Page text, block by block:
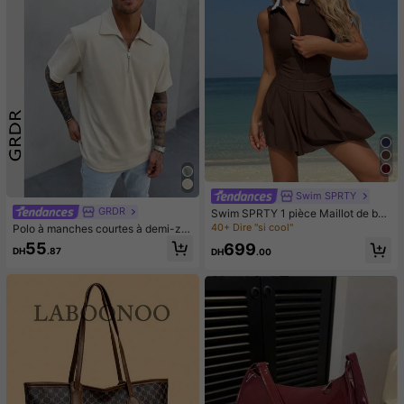
GRDR
Polo à manches courtes à demi-zip
de couleur unie pour hommes GRD
R, polyvalent et décontracté chic
DH55.87
Swim SPRTY
Swim SPRTY 1 pièce Maillot de bai
n une pièce pour femme avec col bl
ur les vacances d'été à la plage
40+ Dire "si cool"
DH699.00